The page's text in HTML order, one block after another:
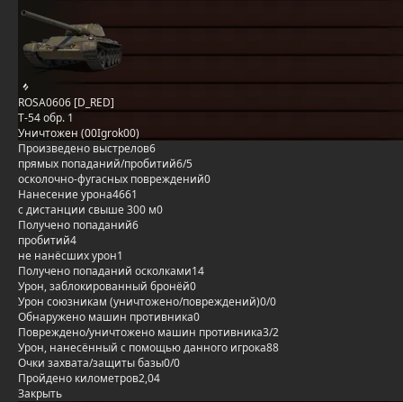
ROSA0606 [D_RED]
Т-54 обр. 1
Уничтожен (00Igrok00)
Произведено выстрелов6
прямых попаданий/пробитий6/5
осколочно-фугасных повреждений0
Нанесение урона4661
с дистанции свыше 300 м0
Получено попаданий6
пробитий4
не нанёсших урон1
Получено попаданий осколками14
Урон, заблокированный бронёй0
Урон союзникам (уничтожено/повреждений)0/0
Обнаружено машин противника0
Повреждено/уничтожено машин противника3/2
Урон, нанесённый с помощью данного игрока88
Очки захвата/защиты базы0/0
Пройдено километров2,04
Закрыть